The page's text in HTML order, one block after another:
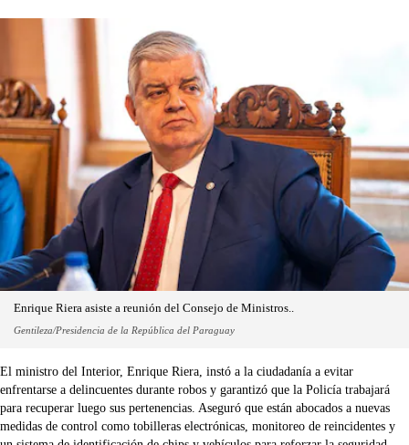
Enrique Riera asiste a reunión del Consejo de Ministros..
Gentileza/Presidencia de la República del Paraguay
El ministro del Interior, Enrique Riera, instó a la ciudadanía a evitar
enfrentarse a delincuentes durante robos y garantizó que la Policía trabajará
para recuperar luego sus pertenencias. Aseguró que están abocados a nuevas
medidas de control como tobilleras electrónicas, monitoreo de reincidentes y